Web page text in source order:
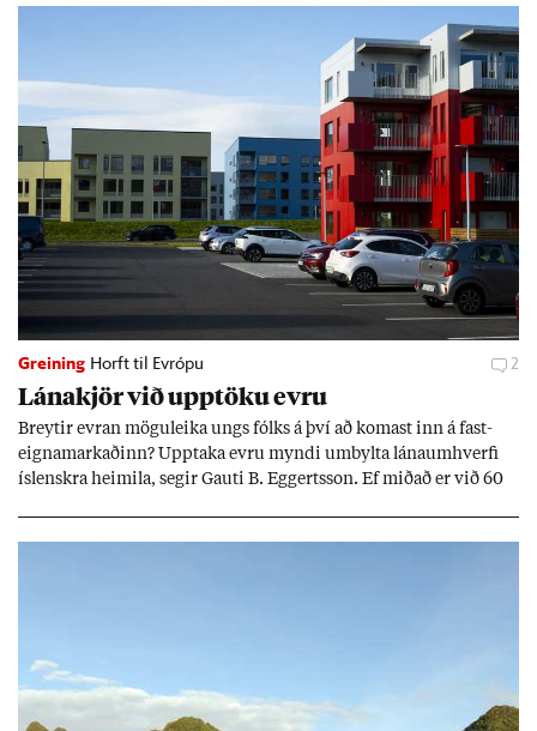
Greining Horft til Evrópu 2
Lána­kjör við upp­töku evru
Breyt­ir evr­an mögu­leika ungs fólks á því að kom­ast inn á fast­
eigna­mark­að­inn? Upp­taka evru myndi um­bylta lánaum­hverfi
ís­lenskra heim­ila, seg­ir Gauti B. Eggerts­son. Ef mið­að er við 60